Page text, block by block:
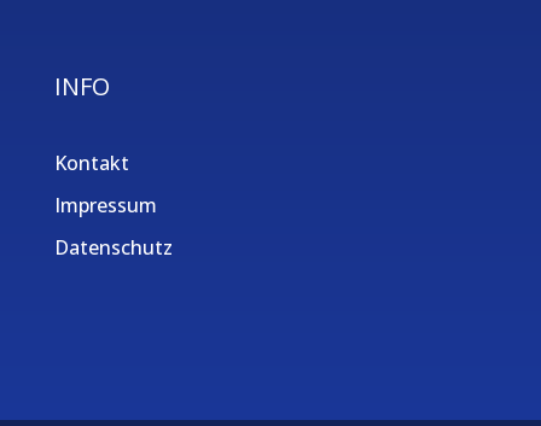
INFO
Kontakt
Impressum
Datenschutz